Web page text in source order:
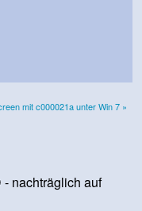
mit c000021a unter Win 7 »
nachträglich auf